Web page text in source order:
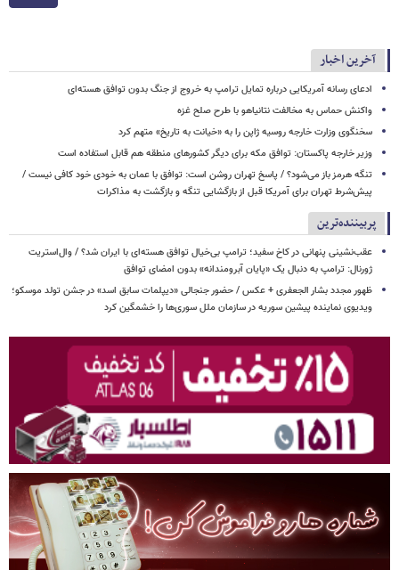
آخرین اخبار
ادعای رسانه آمریکایی درباره تمایل ترامپ به خروج از جنگ بدون توافق هسته‌ای
واکنش حماس به مخالفت نتانیاهو با طرح صلح غزه
سخنگوی وزارت خارجه روسیه ژاپن را به «خیانت به تاریخ» متهم کرد
وزیر خارجه پاکستان: توافق مکه برای دیگر کشورهای منطقه هم قابل استفاده است
تنگه هرمز باز می‌شود؟ / پاسخ تهران روشن است: توافق با عمان به خودی خود کافی نیست /
پیش‌شرط تهران برای آمریکا قبل از بازگشایی تنگه و بازگشت به مذاکرات
پربیننده‌ترین
عقب‌نشینی پنهانی در کاخ سفید؛ ترامپ بی‌خیال توافق هسته‌ای با ایران شد؟ / وال‌استریت
ژورنال: ترامپ به دنبال یک «پایان آبرومندانه» بدون امضای توافق
ظهور مجدد بشار الجعفری + عکس / حضور جنجالی «دیپلمات سابق اسد» در جشن تولد موسکو؛
ویدیوی نماینده پیشین سوریه در سازمان ملل سوری‌ها را خشمگین کرد